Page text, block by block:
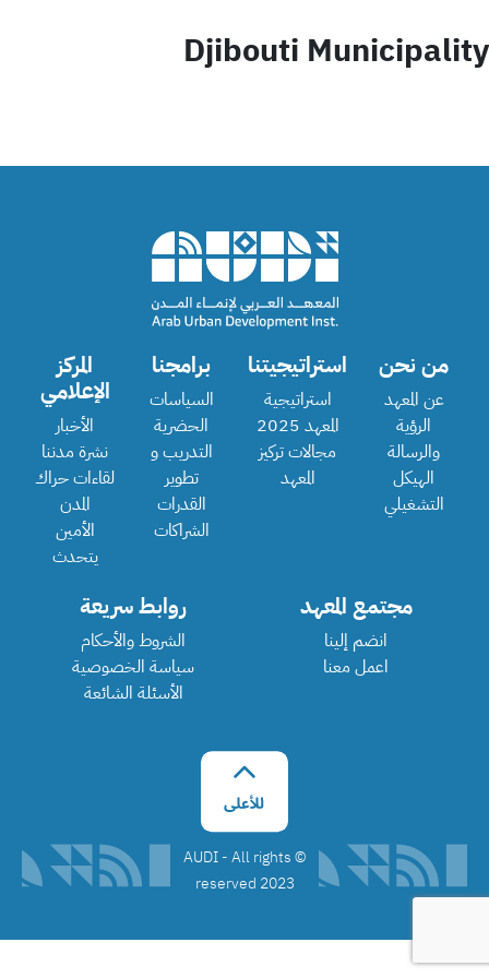
Djibouti Municipality
من نحن
عن المعهد
الرؤية
والرسالة
الهيكل
التشغيلي
استراتيجيتنا
استراتيجية
المعهد 2025
مجالات تركيز
المعهد
برامجنا
السياسات
الحضرية
التدريب و
تطوير
القدرات
الشراكات
المركز
الإعلامي
الأخبار
نشرة مدننا
لقاءات حراك
المدن
الأمين
يتحدث
مجتمع المعهد
انضم إلينا
اعمل معنا
روابط سريعة
الشروط والأحكام
سياسة الخصوصية
الأسئلة الشائعة
©️ AUDI - All rights
reserved 2023